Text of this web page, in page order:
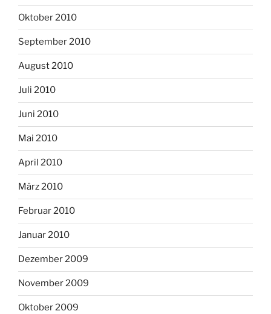
Oktober 2010
September 2010
August 2010
Juli 2010
Juni 2010
Mai 2010
April 2010
März 2010
Februar 2010
Januar 2010
Dezember 2009
November 2009
Oktober 2009